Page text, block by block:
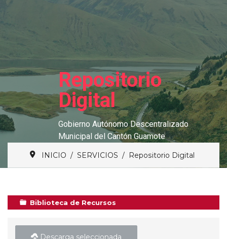
Repositorio
Digital
Gobierno Autónomo Descentralizado
Municipal del Cantón Guamote
INICIO SERVICIOS Repositorio Digital
Biblioteca de Recursos
Descarga seleccionada